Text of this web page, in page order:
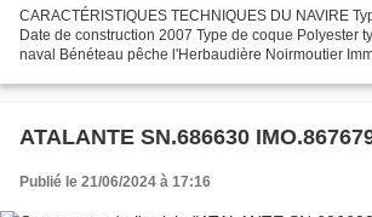
CARACTÉRISTIQUES TECHNIQUES DU NAVIRE
Date de construction 2007 Type de coque Polyester
naval Bénéteau pêche l'Herbaudière Noirmoutier
ATALANTE SN.686630
Publié le 21/06/2024 à 17:16